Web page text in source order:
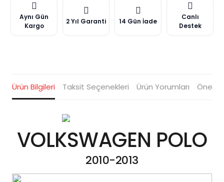
Aynı Gün
Kargo
2 Yıl Garanti 14 Gün İade
Canlı
Destek
Ürün Bilgileri Taksit Seçenekleri Ürün Yorumları
VOLKSWAGEN POLO
2010-2013